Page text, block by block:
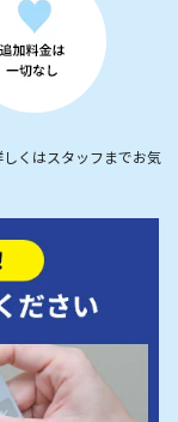
くはスタッフまでお気